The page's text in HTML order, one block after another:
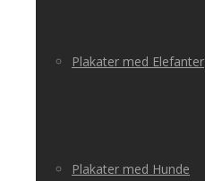
Plakater med Elefanter
Plakater med Hunde